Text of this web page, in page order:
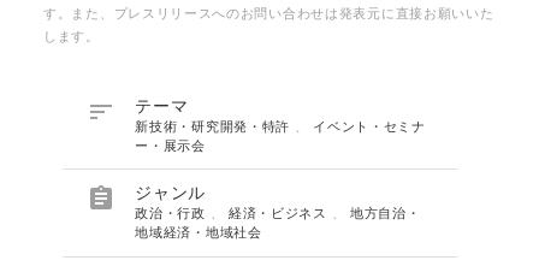
す。また、プレスリリースへのお問い合わせは発表元に直接お願いいた
します。
 テーマ
新技術・研究開発・特許
イベント・セミナ
ー・展示会
 ジャンル
政治・行政 経済・ビジネス
地方自治・
地域経済・地域社会